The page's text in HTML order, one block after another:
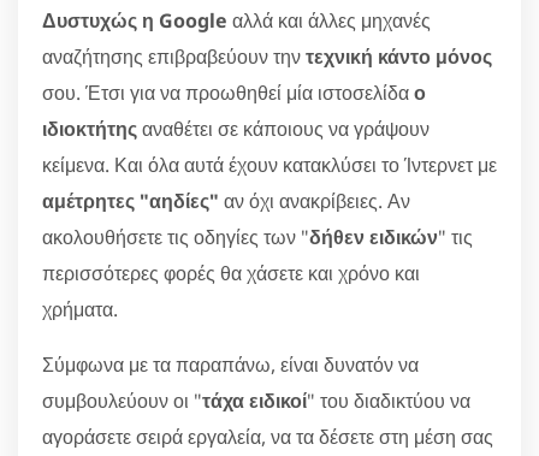
Δυστυχώς η Google αλλά και άλλες μηχανές
αναζήτησης επιβραβεύουν τηντεχνική κάντο μόνος
σου. Έτσι για να προωθηθεί μία ιστοσελίδαο
ιδιοκτήτηςαναθέτει σε κάποιους να γράψουν
κείμενα. Και όλα αυτά έχουν κατακλύσει το Ίντερνετ με
αμέτρητες "αηδίες" αν όχι ανακρίβειες. Αν
ακολουθήσετε τις οδηγίες των "δήθεν ειδικών" τις
περισσότερες φορές θα χάσετε και χρόνο και
χρήματα.
Σύμφωνα με τα παραπάνω, είναι δυνατόν να
συμβουλεύουν οι "τάχα ειδικοί" του διαδικτύου να
αγοράσετε σειρά εργαλεία, να τα δέσετε στη μέση σας